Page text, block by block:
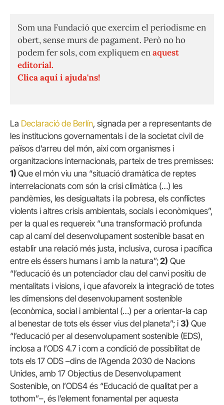
Som una Fundació que exercim el periodisme en
obert, sense murs de pagament. Però no ho
podem fer sols, com expliquem enaquest
editorial.
Clica aquí i ajuda'ns!
La Declaració de Berlín, signada per a representants de
les institucions governamentals i de la societat civil de
països d’arreu del món, així com organismes i
organitzacions internacionals, parteix de tres premisses:
1) Que el món viu una “situació dramàtica de reptes
interrelacionats com són la crisi climàtica (…) les
pandèmies, les desigualtats i la pobresa, els conflictes
violents i altres crisis ambientals, socials i econòmiques”,
per la qual es requereix “una transformació profunda
cap al camí del desenvolupament sostenible basat en
establir una relació més justa, inclusiva, curosa i pacífica
entre els éssers humans i amb la natura”;2) Que
“l’educació és un potenciador clau del canvi positiu de
mentalitats i visions, i que afavoreix la integració de totes
les dimensions del desenvolupament sostenible
(econòmica, social i ambiental (…) per a orientar-la cap
al benestar de tots els ésser vius del planeta”; i 3) Que
“l’educació per al desenvolupament sostenible (EDS),
inclosa a l’ODS 4.7 i com a condició de possibilitat de
tots els 17 ODS –dins de l’Agenda 2030 de Nacions
Unides, amb 17 Objectius de Desenvolupament
Sostenible, on l’ODS4 és “Educació de qualitat per a
tothom”–, és l’element fonamental per aquesta